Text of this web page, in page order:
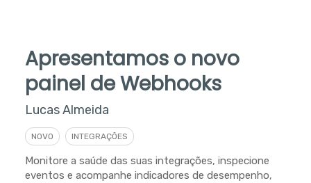
Apresentamos o novo
painel de Webhooks
Lucas Almeida
NOVO INTEGRAÇÕES
Monitore a saúde das suas integrações, inspecione
eventos e acompanhe indicadores de desempenho,